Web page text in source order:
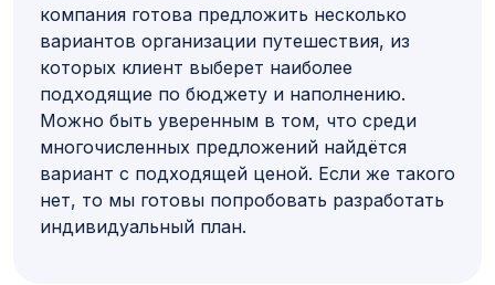
компания готова предложить несколько
вариантов организации путешествия, из
которых клиент выберет наиболее
подходящие по бюджету и наполнению.
Можно быть уверенным в том, что среди
многочисленных предложений найдётся
вариант с подходящей ценой. Если же такого
нет, то мы готовы попробовать разработать
индивидуальный план.